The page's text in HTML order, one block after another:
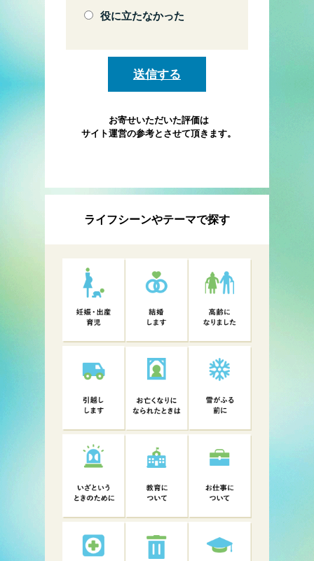
役に立たなかった
お寄せいただいた評価は
サイト運営の参考とさせて頂きます。
ライフシーンやテーマで探す